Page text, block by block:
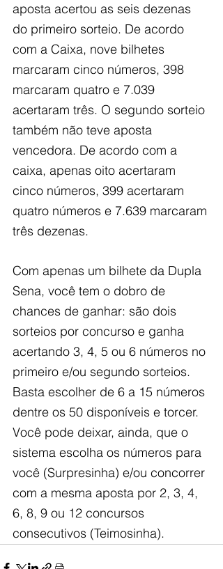
aposta acertou as seis dezenas
do primeiro sorteio. De acordo
com a Caixa, nove bilhetes
marcaram cinco números, 398
marcaram quatro e 7.039
acertaram três. O segundo sorteio
também não teve aposta
vencedora. De acordo com a
caixa, apenas oito acertaram
cinco números, 399 acertaram
quatro números e 7.639 marcaram
três dezenas.
Com apenas um bilhete da Dupla
Sena, você tem o dobro de
chances de ganhar: são dois
sorteios por concurso e ganha
acertando 3, 4, 5 ou 6 números no
primeiro e/ou segundo sorteios.
Basta escolher de 6 a 15 números
dentre os 50 disponíveis e torcer.
Você pode deixar, ainda, que o
sistema escolha os números para
você (Surpresinha) e/ou concorrer
com a mesma aposta por 2, 3, 4,
6, 8, 9 ou 12 concursos
consecutivos (Teimosinha).